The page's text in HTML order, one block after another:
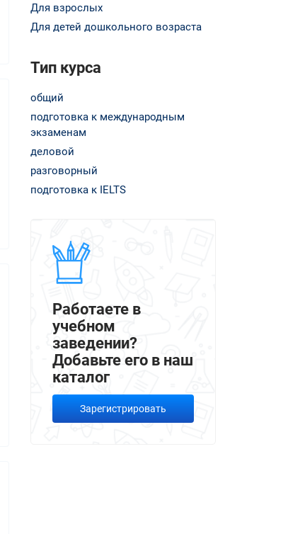
Для взрослых
Для детей дошкольного возраста
Тип курса
общий
подготовка к международным
экзаменам
деловой
разговорный
подготовка к IELTS
Работаете в
учебном
заведении?
Добавьте его в наш
каталог
Зарегистрировать